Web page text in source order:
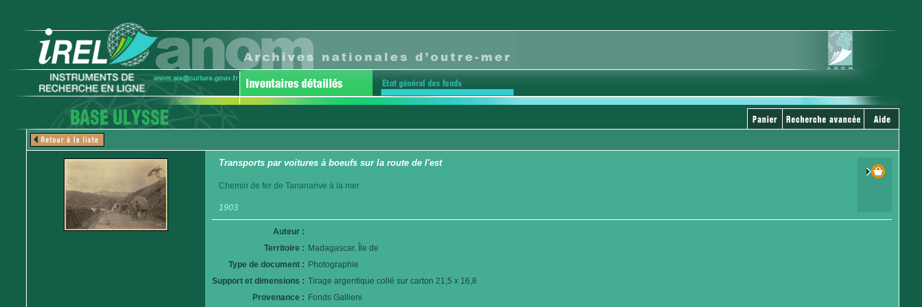
Transports par voitures à boeufs sur la route de l'est
Chemin de fer de Tananarive à la mer
1903
Auteur :
Territoire : Madagascar, Île de
Type de document : Photographie
Support et dimensions : Tirage argentique collé sur carton 21,5 x 16,8
Provenance : Fonds Gallieni